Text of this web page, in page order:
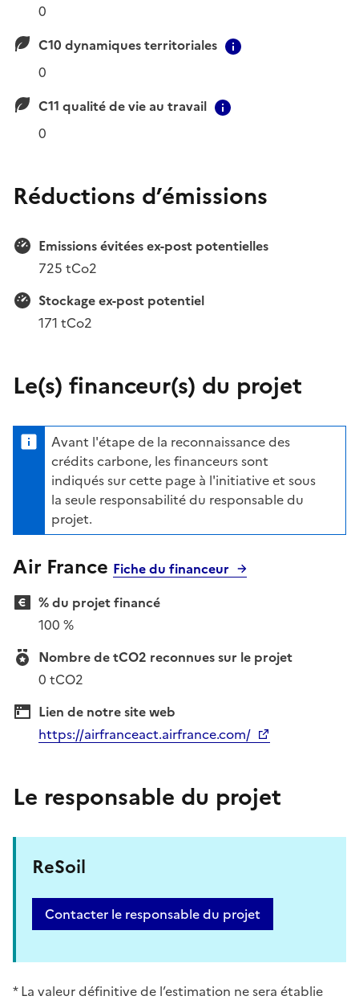
0
C10 dynamiques territoriales
0
C11 qualité de vie au travail
0
Réductions d’émissions
Emissions évitées ex-post potentielles
725 tCo2
Stockage ex-post potentiel
171 tCo2
Le(s) financeur(s) du projet
Avant l'étape de la reconnaissance des
crédits carbone, les financeurs sont
indiqués sur cette page à l'initiative et sous
la seule responsabilité du responsable du
projet.
Air France Fiche du financeur
% du projet financé
100 %
Nombre de tCO2 reconnues sur le projet
0 tCO2
Lien de notre site web
https://airfranceact.airfrance.com/
Le responsable du projet
ReSoil
Contacter le responsable du projet
* La valeur définitive de l’estimation ne sera établie